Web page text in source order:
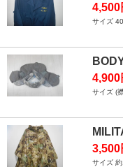
4,500
サイズ
4,900
サイズ (
3,500
サイズ